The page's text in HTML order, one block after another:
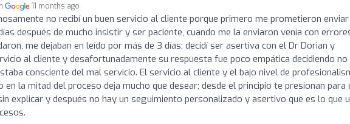
11 months ago
no recibí un buen servicio al cliente porque primero me prometieron
después de mucho insistir y ser paciente, cuando me la enviaron venía con
me dejaban en leído por más de 3 días; decidí ser asertiva con el Dr Dorian y
al cliente y desafortunadamente su respuesta fue poco empática decidiendo no
consciente del mal servicio. El servicio al cliente y el bajo nivel de
en la mitad del proceso deja mucho que desear; desde el principio te presionan para
explicar y después no hay un seguimiento personalizado y asertivo que es lo que